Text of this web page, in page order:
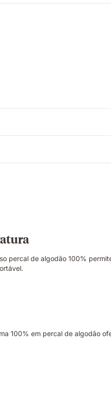
percal de algodão 100%
100% em percal de algodão